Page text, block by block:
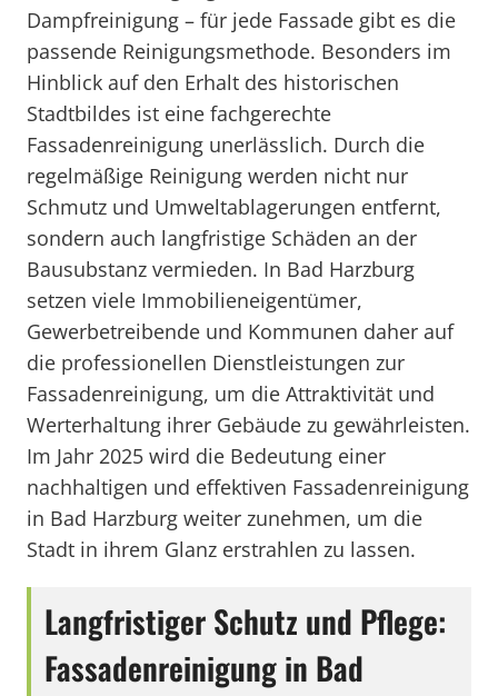
Dampfreinigung – für jede Fassade gibt es die
passende Reinigungsmethode. Besonders im
Hinblick auf den Erhalt des historischen
Stadtbildes ist eine fachgerechte
Fassadenreinigung unerlässlich. Durch die
regelmäßige Reinigung werden nicht nur
Schmutz und Umweltablagerungen entfernt,
sondern auch langfristige Schäden an der
Bausubstanz vermieden. In Bad Harzburg
setzen viele Immobilieneigentümer,
Gewerbetreibende und Kommunen daher auf
die professionellen Dienstleistungen zur
Fassadenreinigung, um die Attraktivität und
Werterhaltung ihrer Gebäude zu gewährleisten.
Im Jahr 2025 wird die Bedeutung einer
nachhaltigen und effektiven Fassadenreinigung
in Bad Harzburg weiter zunehmen, um die
Stadt in ihrem Glanz erstrahlen zu lassen.
Langfristiger Schutz und Pflege:
Fassadenreinigung in Bad